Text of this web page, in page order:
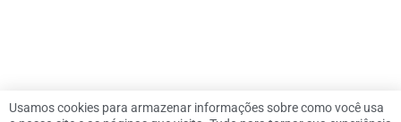
Usamos cookies para armazenar informações sobre como você usa